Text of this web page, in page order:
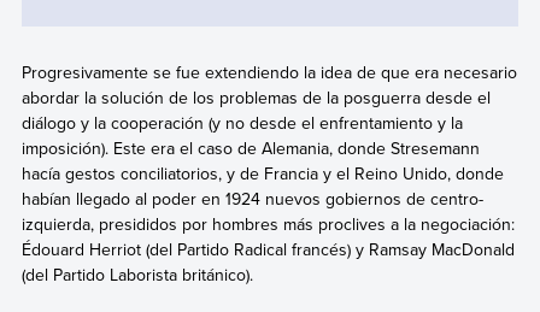
Progresivamente se fue extendiendo la idea de que era necesario
abordar la solución de los problemas de la posguerra desde el
diálogo y la cooperación (y no desde el enfrentamiento y la
imposición). Este era el caso de Alemania, donde Stresemann
hacía gestos conciliatorios, y de Francia y el Reino Unido, donde
habían llegado al poder en 1924 nuevos gobiernos de centro-
izquierda, presididos por hombres más proclives a la negociación:
Édouard Herriot (del Partido Radical francés) y Ramsay MacDonald
(del Partido Laborista británico).